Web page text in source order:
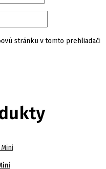
stránku v tomto prehliadači